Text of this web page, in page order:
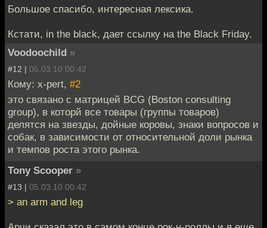
Большое спасибо, интересная лексика.
Кстати, in the black, дает ссылку на the Black Friday.
Voodoochild »
#12 | 05.03.10 00:42
Кому: x-pert, #2
это связано с матрицей BCG (Boston consulting
group), в которй все товары (группы товаров)
делятся на звезды, дойные коровы, знаки вопросов и
собак, в зависимости от относительной доли рынка
и темпов роста этого рынка.
Tony Scooper »
#13 | 05.03.10 00:42
> an arm and leg